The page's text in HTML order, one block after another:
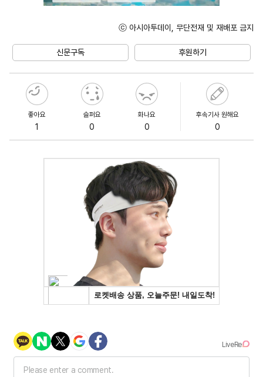
ⓒ 아시아투데이, 무단전재 및 재배포 금지
신문구독 후원하기
좋아요
1
슬퍼요
0
화나요
0
후속기사 원해요
0